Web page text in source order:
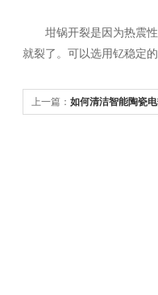
坩锅开裂是因为热震性
就裂了。可以选用钇稳定
上一篇： 如何清洁智能陶瓷